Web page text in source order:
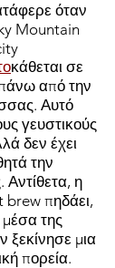
όταν
Mountain
κάθεται σε
από την
Αυτό
γευστικούς
δεν έχει
την
η
πηδάει,
της
ξεκίνησε μια
πορεία.